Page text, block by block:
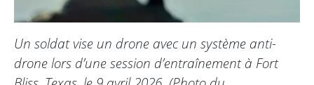
Un soldat vise un drone avec un système anti-
drone lors d’une session d’entraînement à Fort